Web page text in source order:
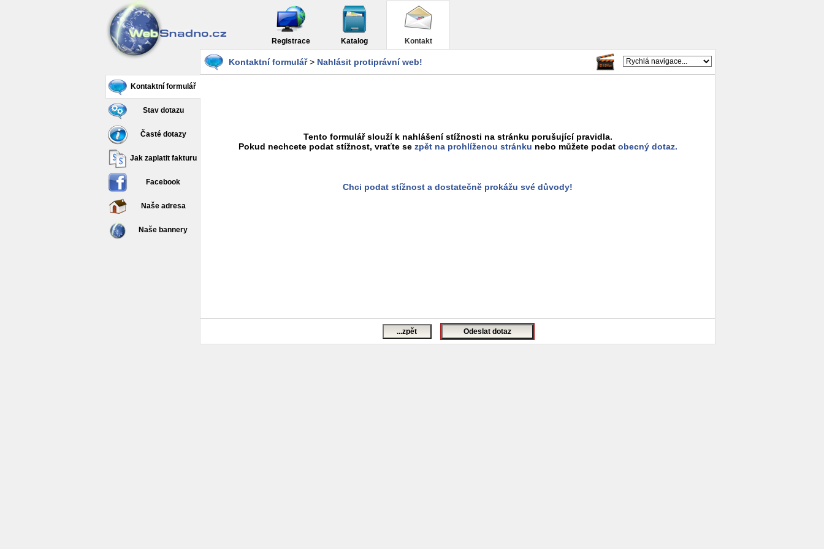
Registrace Katalog Kontakt
Kontaktní formulář
Stav dotazu
Časté dotazy
Jak zaplatit fakturu
Facebook
Naše adresa
Naše bannery
Kontaktní formulář> Nahlásit protiprávní web!
Tento formulář slouží k nahlášení stížnosti na stránku porušující pravidla.
Pokud nechcete podat stížnost, vraťte se zpět na prohlíženou stránku nebo můžete podat obecný dotaz.
Chci podat stížnost a dostatečně prokážu své důvody!